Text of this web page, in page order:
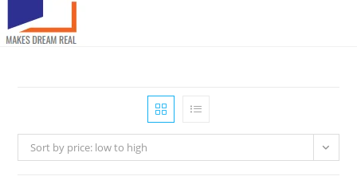
Sort by price: low to high